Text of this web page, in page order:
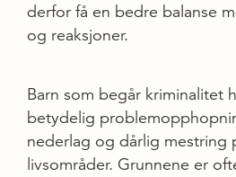
derfor få en bedre balanse
og reaksjoner.
Barn som begår kriminalitet
betydelig
nederlag og dårlig mestring
livsområder. Grunnene er